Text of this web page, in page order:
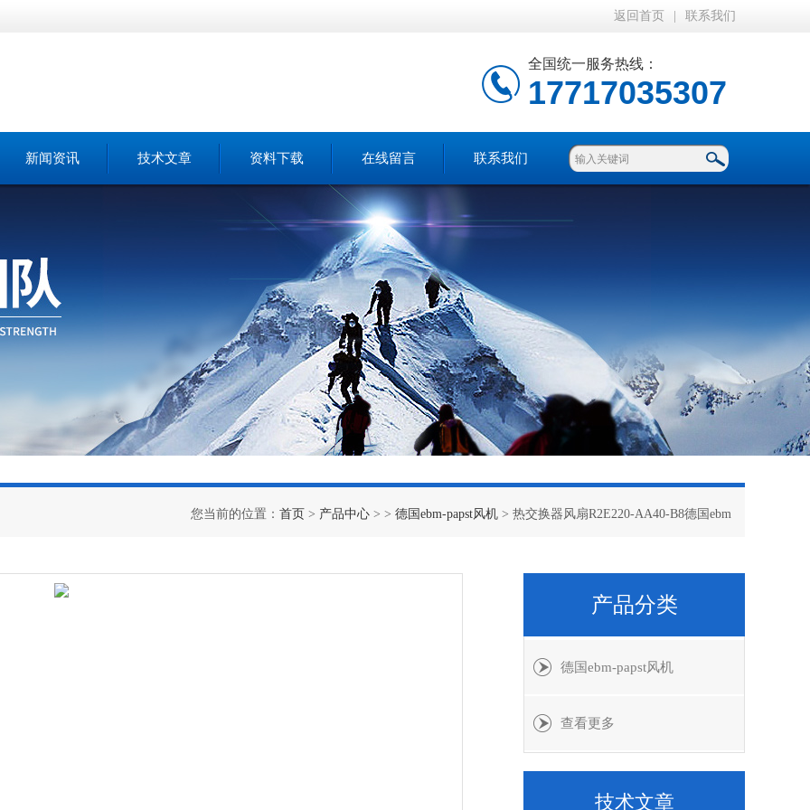
返回首页 联系我们
全国统一服务热线：
17717035307
新闻资讯 技术文章 资料下载 在线留言 联系我们
您当前的位置： 首页 > 产品中心 > > 德国ebm-papst风机 > 热交换器风扇R2E220-AA40-B8德国ebm
产品分类
德国ebm-papst风机
查看更多
技术文章